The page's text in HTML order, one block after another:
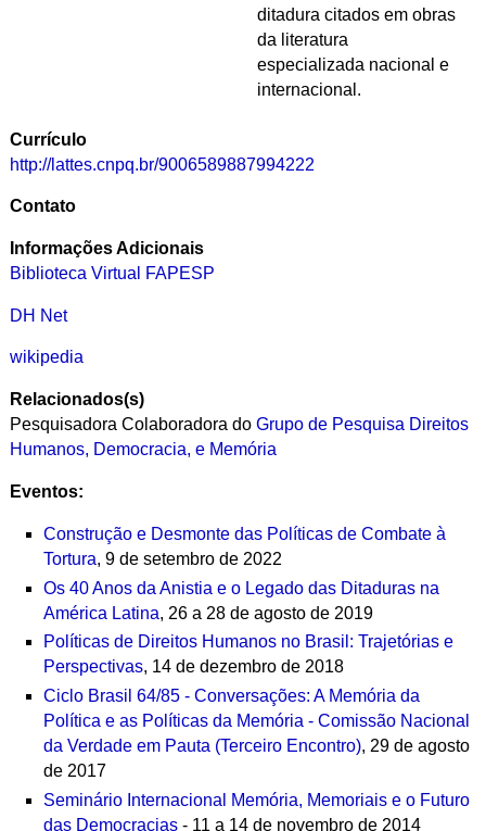
ditadura citados em obras
da literatura
especializada nacional e
internacional.
Currículo
http://lattes.cnpq.br/9006589887994222
Contato
Informações Adicionais
Biblioteca Virtual FAPESP
DH Net
wikipedia
Relacionados(s)
Pesquisadora Colaboradora do Grupo de Pesquisa Direitos
Humanos, Democracia, e Memória
Eventos:
Construção e Desmonte das Políticas de Combate à
Tortura, 9 de setembro de 2022
Os 40 Anos da Anistia e o Legado das Ditaduras na
América Latina, 26 a 28 de agosto de 2019
Políticas de Direitos Humanos no Brasil: Trajetórias e
Perspectivas, 14 de dezembro de 2018
Ciclo Brasil 64/85 - Conversações: A Memória da
Política e as Políticas da Memória - Comissão Nacional
da Verdade em Pauta (Terceiro Encontro), 29 de agosto
de 2017
Seminário Internacional Memória, Memoriais e o Futuro
das Democracias - 11 a 14 de novembro de 2014